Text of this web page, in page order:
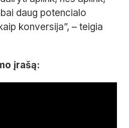
daug potencialo
konversija”, – teigia
įrašą: